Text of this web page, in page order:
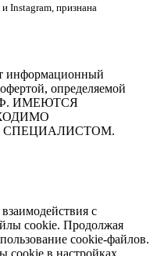
Instagram, признана
информационный
определяемой
РФ. ИМЕЮТСЯ
СПЕЦИАЛИСТОМ.
с
cookie. Продолжая
cookie-файлов.
cookie в настройках